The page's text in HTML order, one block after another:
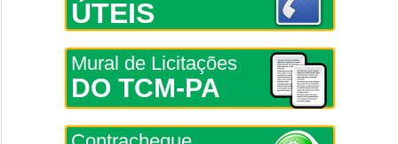
ÚTEIS
Mural de Licitações
DO TCM-PA